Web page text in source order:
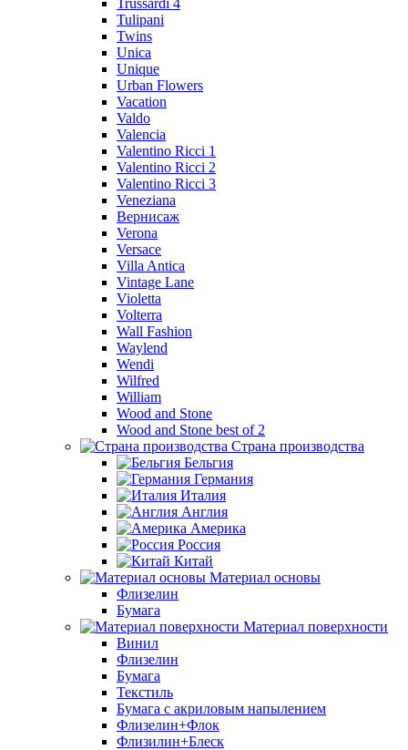
Trussardi 4
Tulipani
Twins
Unica
Unique
Urban Flowers
Vacation
Valdo
Valencia
Valentino Ricci 1
Valentino Ricci 2
Valentino Ricci 3
Veneziana
Вернисаж
Verona
Versace
Villa Antica
Vintage Lane
Violetta
Volterra
Wall Fashion
Waylend
Wendi
Wilfred
William
Wood and Stone
Wood and Stone best of 2
Страна производства
Бельгия
Германия
Италия
Англия
Америка
Россия
Китай
Материал основы
Флизелин
Бумага
Материал поверхности
Винил
Флизелин
Бумага
Текстиль
Бумага с акриловым напылением
Флизелин+Флок
Флизилин+Блеск